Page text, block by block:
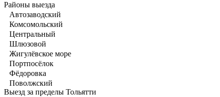
Районы выезда
Автозаводский
Комсомольский
Центральный
Шлюзовой
Жигулёвское море
Портпосёлок
Фёдоровка
Поволжский
Выезд за пределы Тольятти